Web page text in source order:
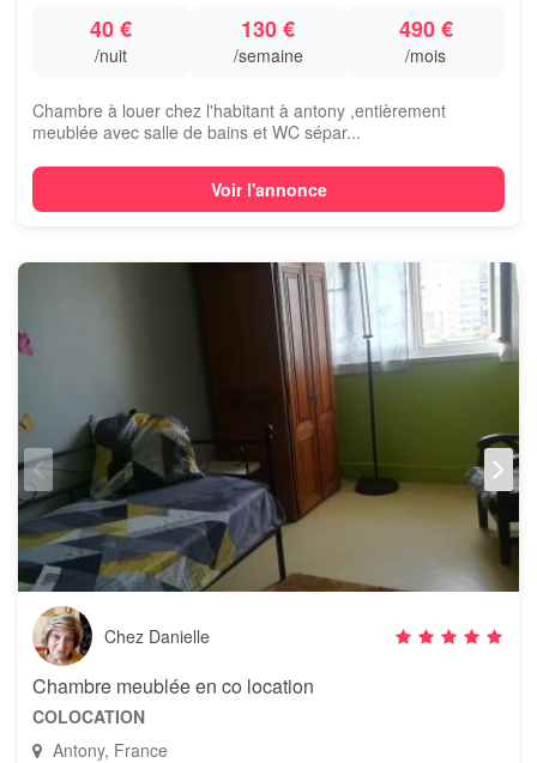
40 €
/nuit
130 €
/semaine
490 €
/mois
Chambre à louer chez l'habitant à antony ,entièrement
meublée avec salle de bains et WC sépar...
Voir l'annonce
Chez Danielle
Chambre meublée en co location
COLOCATION
Antony, France